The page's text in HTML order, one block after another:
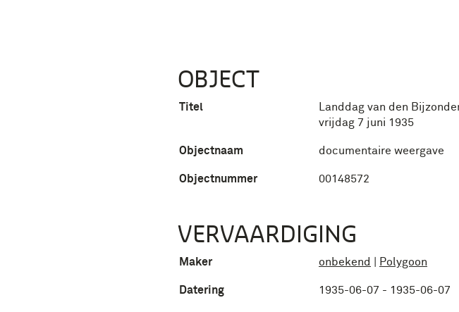
OBJECT
Titel
Landdag van den
vrijdag 7 juni 1935
Objectnaam documentaire weergave
Objectnummer 00148572
VERVAARDIGING
Maker onbekend Polygoon
Datering 1935-06-07 - 1935-06-07